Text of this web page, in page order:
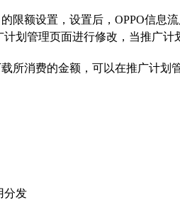
限额设置，设置后，OPPO信息
计划管理页面进行修改，当推广
所消费的金额，可以在推广计划
分发